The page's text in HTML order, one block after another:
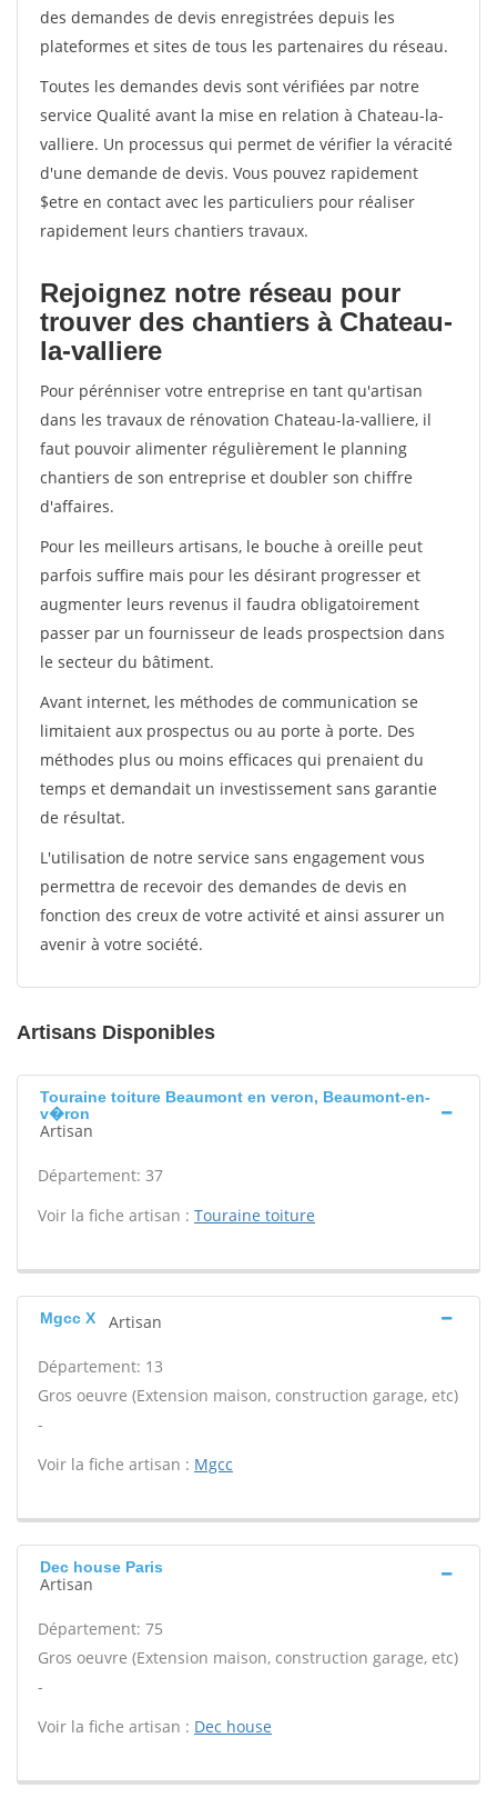
des demandes de devis enregistrées depuis les
plateformes et sites de tous les partenaires du réseau.
Toutes les demandes devis sont vérifiées par notre
service Qualité avant la mise en relation à Chateau-la-
valliere. Un processus qui permet de vérifier la véracité
d'une demande de devis. Vous pouvez rapidement
$etre en contact avec les particuliers pour réaliser
rapidement leurs chantiers travaux.
Rejoignez notre réseau pour
trouver des chantiers à Chateau-
la-valliere
Pour pérénniser votre entreprise en tant qu'artisan
dans les travaux de rénovation Chateau-la-valliere, il
faut pouvoir alimenter régulièrement le planning
chantiers de son entreprise et doubler son chiffre
d'affaires.
Pour les meilleurs artisans, le bouche à oreille peut
parfois suffire mais pour les désirant progresser et
augmenter leurs revenus il faudra obligatoirement
passer par un fournisseur de leads prospectsion dans
le secteur du bâtiment.
Avant internet, les méthodes de communication se
limitaient aux prospectus ou au porte à porte. Des
méthodes plus ou moins efficaces qui prenaient du
temps et demandait un investissement sans garantie
de résultat.
L'utilisation de notre service sans engagement vous
permettra de recevoir des demandes de devis en
fonction des creux de votre activité et ainsi assurer un
avenir à votre société.
Artisans Disponibles
Touraine toiture Beaumont en veron, Beaumont-en-
v�ron
Artisan
Département: 37
Voir la fiche artisan : Touraine toiture
Mgcc X Artisan
Département: 13
Gros oeuvre (Extension maison, construction garage, etc)
-
Voir la fiche artisan : Mgcc
Dec house Paris
Artisan
Département: 75
Gros oeuvre (Extension maison, construction garage, etc)
-
Voir la fiche artisan : Dec house